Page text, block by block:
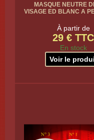
MASQUE NEUTRE
VISAGE ED BLANC A
À partir de
29 € TTC
En stock
Voir le